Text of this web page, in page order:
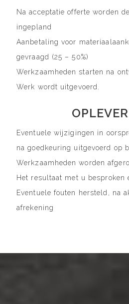
Na acceptatie offerte worden
ingepland
Aanbetaling voor
gevraagd (25 – 50%)
Werkzaamheden starten na
Werk wordt uitgevoerd.
Eventuele wijzigingen in
na goedkeuring uitgevoerd op
Werkzaamheden worden
Het resultaat met u besproken
Eventuele fouten hersteld, na
afrekening